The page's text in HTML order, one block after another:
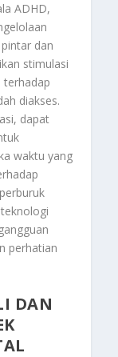
ADHD,
dan
stimulasi
terhadap
diakses.
dapat
waktu yang
perhatian
DAN